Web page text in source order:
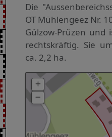
Die
OT Mühlengeez Nr.
Gülzow-Prüzen und
rechtskräftig. Sie
ca. 2,2 ha.